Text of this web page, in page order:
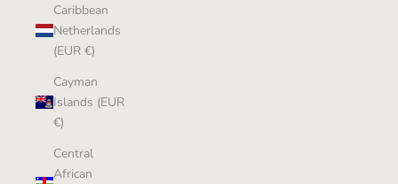
Caribbean
Netherlands
(EUR €)
Cayman
Islands (EUR
€)
Central
African